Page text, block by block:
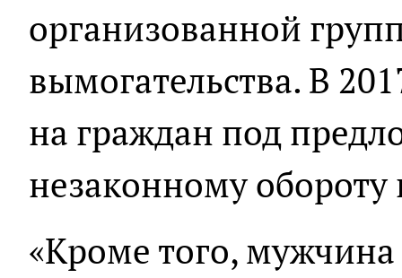
организованной
вымогательства. В
на граждан под
незаконному обороту
«Кроме того, мужчина